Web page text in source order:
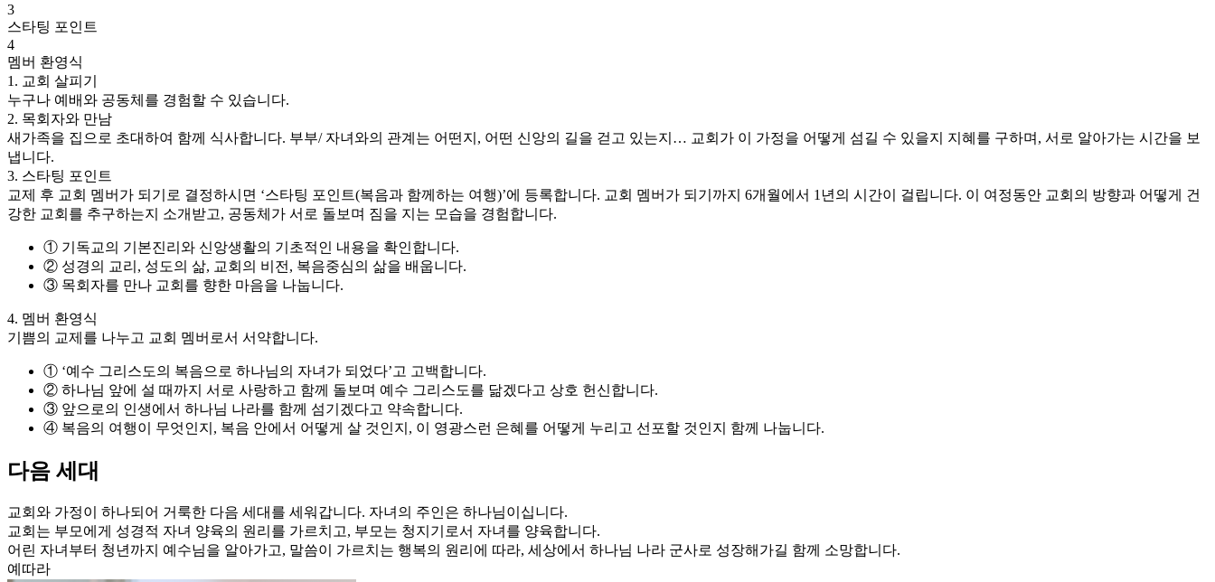
3
스타팅 포인트
4
멤버 환영식
1. 교회 살피기
누구나 예배와 공동체를 경험할 수 있습니다.
2. 목회자와 만남
새가족을 집으로 초대하여 함께 식사합니다. 부부/ 자녀와의 관계는 어떤지, 어떤 신앙의 길을 걷고 있는지… 교회가 이 가정을 어떻게 섬길 수 있을지 지혜를 구하며, 서로 알아가는 시간을 보
냅니다.
3. 스타팅 포인트
교제 후 교회 멤버가 되기로 결정하시면 ‘스타팅 포인트(복음과 함께하는 여행)’에 등록합니다. 교회 멤버가 되기까지 6개월에서 1년의 시간이 걸립니다. 이 여정동안 교회의 방향과 어떻게 건
강한 교회를 추구하는지 소개받고, 공동체가 서로 돌보며 짐을 지는 모습을 경험합니다.
① 기독교의 기본진리와 신앙생활의 기초적인 내용을 확인합니다.
② 성경의 교리, 성도의 삶, 교회의 비전, 복음중심의 삶을 배웁니다.
③ 목회자를 만나 교회를 향한 마음을 나눕니다.
4. 멤버 환영식
기쁨의 교제를 나누고 교회 멤버로서 서약합니다.
① ‘예수 그리스도의 복음으로 하나님의 자녀가 되었다’고 고백합니다.
② 하나님 앞에 설 때까지 서로 사랑하고 함께 돌보며 예수 그리스도를 닮겠다고 상호 헌신합니다.
③ 앞으로의 인생에서 하나님 나라를 함께 섬기겠다고 약속합니다.
④ 복음의 여행이 무엇인지, 복음 안에서 어떻게 살 것인지, 이 영광스런 은혜를 어떻게 누리고 선포할 것인지 함께 나눕니다.
다음 세대
교회와 가정이 하나되어 거룩한 다음 세대를 세워갑니다. 자녀의 주인은 하나님이십니다.
교회는 부모에게 성경적 자녀 양육의 원리를 가르치고, 부모는 청지기로서 자녀를 양육합니다.
어린 자녀부터 청년까지 예수님을 알아가고, 말씀이 가르치는 행복의 원리에 따라, 세상에서 하나님 나라 군사로 성장해가길 함께 소망합니다.
예따라